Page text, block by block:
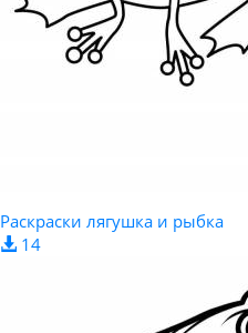
Раскраски лягушка и рыбка
14